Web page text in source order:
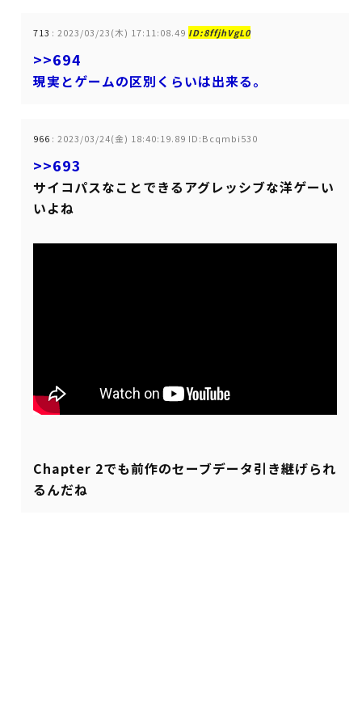
713 : 2023/03/23(木) 17:11:08.49 ID:8ffjhVgL0
>>694
現実とゲームの区別くらいは出来る。
966 : 2023/03/24(金) 18:40:19.89 ID:Bcqmbi530
>>693
サイコパスなことできるアグレッシブな洋ゲーい
いよね
Chapter 2でも前作のセーブデータ引き継げられ
るんだね